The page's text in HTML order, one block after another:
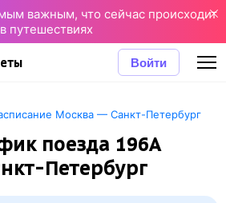
важным, что сейчас происходит
в путешествиях
Войти
Москва — Санкт-Петербург
поезда 196А
Петербург